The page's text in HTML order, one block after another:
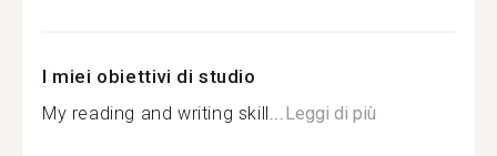
I miei obiettivi di studio
My reading and writing skill...Leggi di più